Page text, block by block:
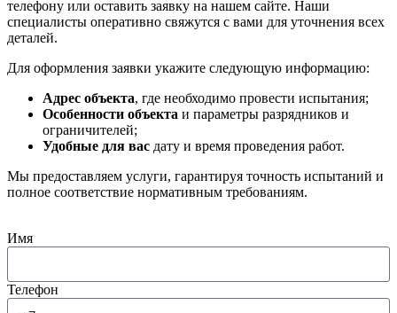
телефону или оставить заявку на нашем сайте. Наши
специалисты оперативно свяжутся с вами для уточнения всех
деталей.
Для оформления заявки укажите следующую информацию:
Адрес объекта, где необходимо провести испытания;
Особенности объекта и параметры разрядников и
ограничителей;
Удобные для вас дату и время проведения работ.
Мы предоставляем услуги, гарантируя точность испытаний и
полное соответствие нормативным требованиям.
Имя
Телефон